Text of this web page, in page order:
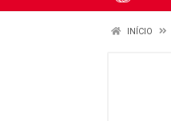
INÍCIO